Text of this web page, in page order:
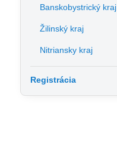
Banskobystrický kraj
Žilinský kraj
Nitriansky kraj
Registrácia